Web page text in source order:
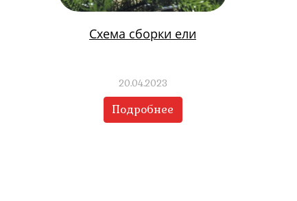
Схема сборки ели
20.04.2023
Подробнее